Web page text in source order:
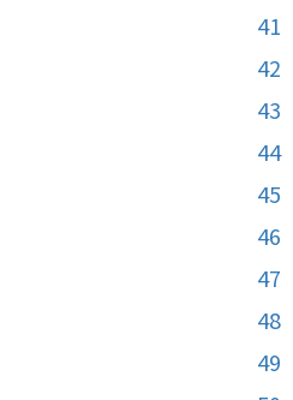
41
42
43
44
45
46
47
48
49